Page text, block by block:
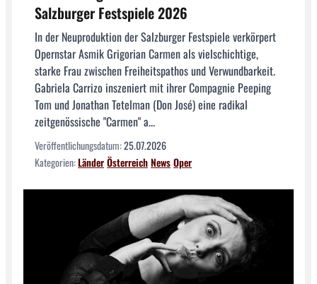
Salzburger Festspiele 2026
In der Neuproduktion der Salzburger Festspiele verkörpert
Opernstar Asmik Grigorian Carmen als vielschichtige,
starke Frau zwischen Freiheitspathos und Verwundbarkeit.
Gabriela Carrizo inszeniert mit ihrer Compagnie Peeping
Tom und Jonathan Tetelman (Don José) eine radikal
zeitgenössische "Carmen" a...
Veröffentlichungsdatum:25.07.2026
Kategorien:LänderÖsterreichNewsOper